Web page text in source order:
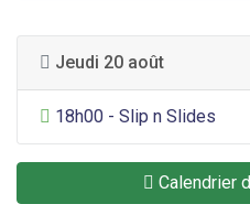
Jeudi 20 août
Divertissement général
18h00 - Slip n Slides
Calendrier